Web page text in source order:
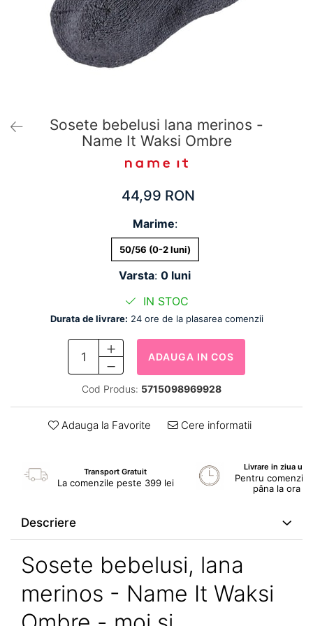
Pantaloni scurți pentru gravide
Chiloti Gravide
Sutiene / Bustiere / Maiouri Gravide
Geci și PaltoaneSosete bebelusi lana merinos -
Name It Waksi Ombre
44,99 RON
Marime:
50/56 (0-2 luni)
Varsta: 0 luni
IN STOC
Durata de livrare: 24 ore de la plasarea comenzii
ADAUGA IN COS
Cod Produs: 5715098969928
Adauga la Favorite Cere informatii
Transport Gratuit
La comenzile peste 399 lei
Livrare in ziua
Pentru
pâna la ora
Descriere
Sosete bebelusi, lana
merinos - Name It Waksi